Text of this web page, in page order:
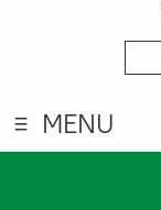
MENU